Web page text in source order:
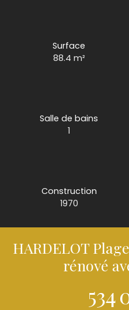
Surface
88.4 m²
Salle de bains
1
Construction
1970
HARDELOT
rénové
534